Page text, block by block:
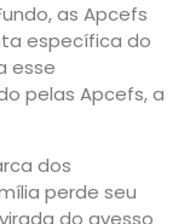
as Apcefs
específica do
esse
pelas Apcefs, a
dos
perde seu
do avesso